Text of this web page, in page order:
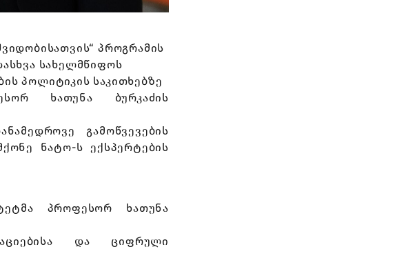
პროგრამის
სახელმწიფოს
პოლიტიკის საკითხებზე
ხათუნა ბურკაძის
გამოწვევების
ნატო-ს ექსპერტების
პროფესორ ხათუნა
და ციფრული